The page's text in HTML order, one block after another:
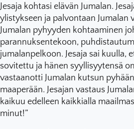
Jesaja kohtasi elävän Jumalan.
ylistykseen ja palvontaan Jumalan
Jumalan pyhyyden kohtaaminen
parannuksentekoon,
jumalanpelkoon. Jesaja sai kuulla,
sovitettu ja hänen syyllisyytensä
vastaanotti Jumalan kutsun
maaperään. Jesajan vastaus
kaikuu edelleen kaikkialla
minut!”